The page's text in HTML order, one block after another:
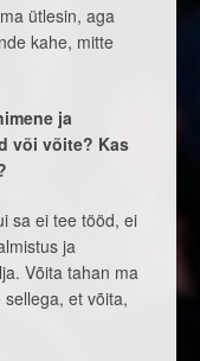
ütlesin, aga
kahe, mitte
ja
või võite? Kas
sa ei tee tööd, ei
ja
Võita tahan ma
et võita,